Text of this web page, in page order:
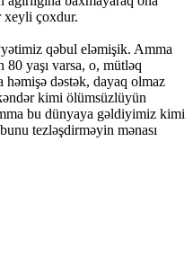
xeyli çoxdur.
qəbul eləmişik. Amma
yaşı varsa, o, mütləq
dəstək, dayaq olmaz
kimi ölümsüzlüyün
bu dünyaya gəldiyimiz kimi
tezləşdirməyin mənası